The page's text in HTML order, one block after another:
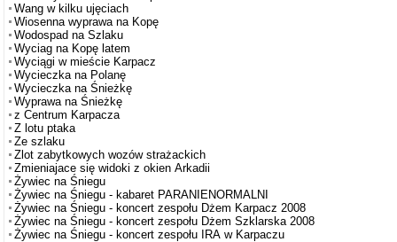
Wang w kilku ujęciach
Wiosenna wyprawa na Kopę
Wodospad na Szlaku
Wyciag na Kopę latem
Wyciągi w mieście Karpacz
Wycieczka na Polanę
Wycieczka na Śnieżkę
Wyprawa na Śnieżkę
z Centrum Karpacza
Z lotu ptaka
Ze szlaku
Zlot zabytkowych wozów strażackich
Zmieniajace się widoki z okien Arkadii
Żywiec na Śniegu
Żywiec na Śniegu - kabaret PARANIENORMALNI
Żywiec na Śniegu - koncert zespołu Dżem Karpacz 2008
Żywiec na Śniegu - koncert zespołu Dżem Szklarska 2008
Żywiec na Śniegu - koncert zespołu IRA w Karpaczu